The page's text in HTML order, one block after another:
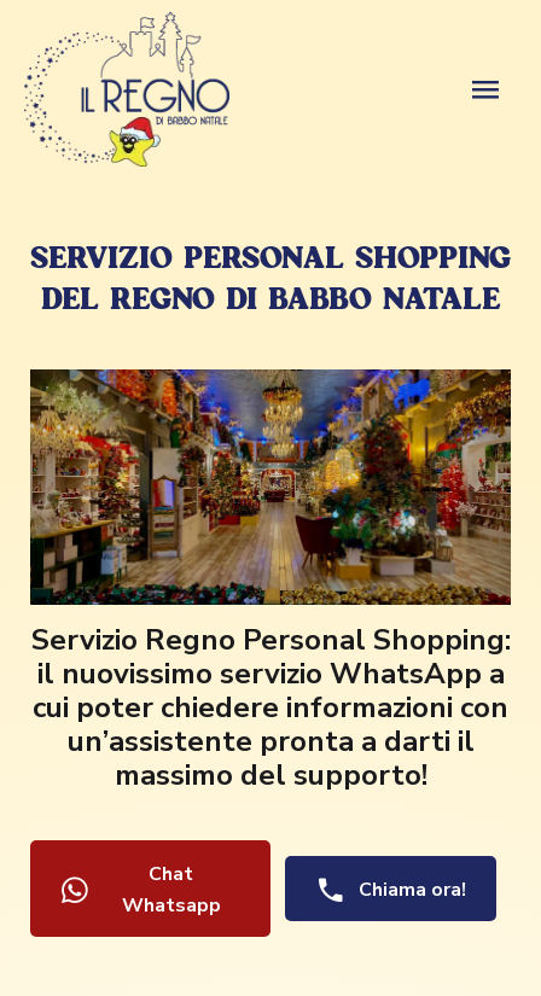
SERVIZIO PERSONAL SHOPPING
DEL REGNO DI BABBO NATALE
Servizio Regno Personal Shopping:
il nuovissimo servizio WhatsApp a
cui poter chiedere informazioni con
un’assistente pronta a darti il
massimo del supporto!
Chat
Whatsapp
Chiama ora!